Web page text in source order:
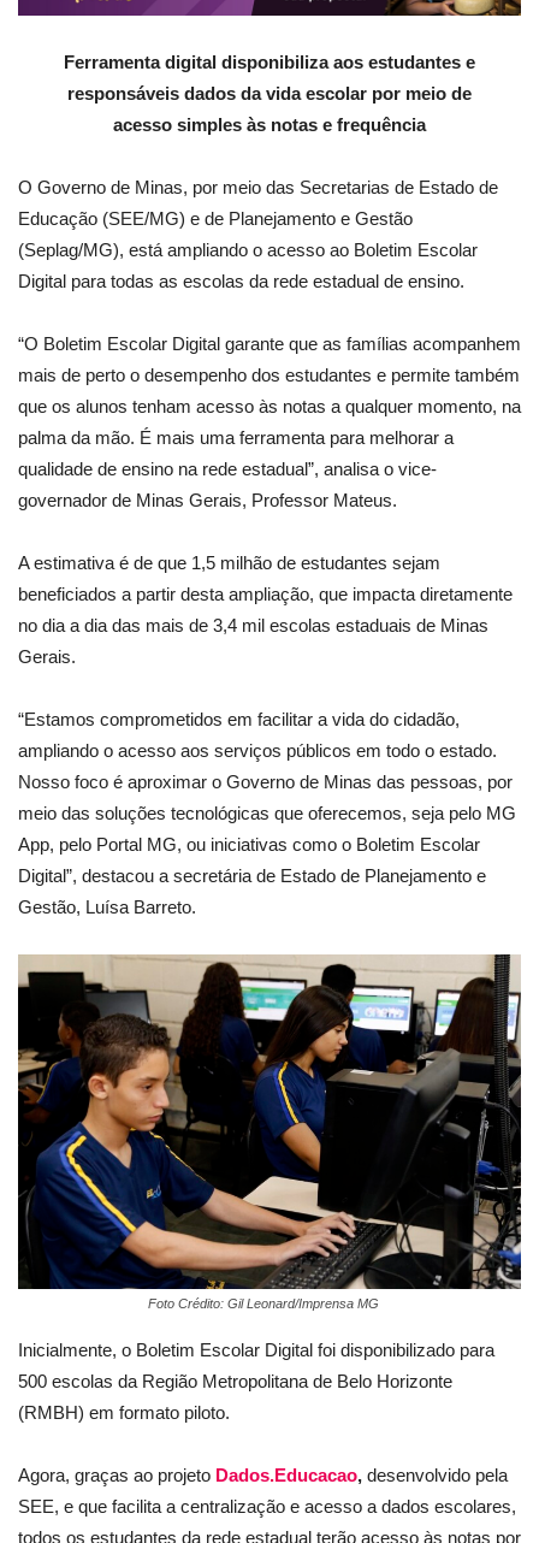
Ferramenta digital disponibiliza aos estudantes e
responsáveis dados da vida escolar por meio de
acesso simples às notas e frequência
O Governo de Minas, por meio das Secretarias de Estado de
Educação (SEE/MG) e de Planejamento e Gestão
(Seplag/MG), está ampliando o acesso ao Boletim Escolar
Digital para todas as escolas da rede estadual de ensino.
“O Boletim Escolar Digital garante que as famílias acompanhem
mais de perto o desempenho dos estudantes e permite também
que os alunos tenham acesso às notas a qualquer momento, na
palma da mão. É mais uma ferramenta para melhorar a
qualidade de ensino na rede estadual”, analisa o vice-
governador de Minas Gerais, Professor Mateus.
A estimativa é de que 1,5 milhão de estudantes sejam
beneficiados a partir desta ampliação, que impacta diretamente
no dia a dia das mais de 3,4 mil escolas estaduais de Minas
Gerais.
“Estamos comprometidos em facilitar a vida do cidadão,
ampliando o acesso aos serviços públicos em todo o estado.
Nosso foco é aproximar o Governo de Minas das pessoas, por
meio das soluções tecnológicas que oferecemos, seja pelo MG
App, pelo Portal MG, ou iniciativas como o Boletim Escolar
Digital”, destacou a secretária de Estado de Planejamento e
Gestão, Luísa Barreto.
Foto Crédito: Gil Leonard/Imprensa MG
Inicialmente, o Boletim Escolar Digital foi disponibilizado para
500 escolas da Região Metropolitana de Belo Horizonte
(RMBH) em formato piloto.
Agora, graças ao projeto Dados.Educacao, desenvolvido pela
SEE, e que facilita a centralização e acesso a dados escolares,
todos os estudantes da rede estadual terão acesso às notas por